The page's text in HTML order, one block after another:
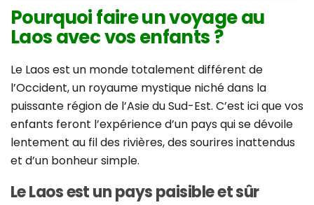
Pourquoi faire un voyage au
Laos avec vos enfants ?
Le Laos est un monde totalement différent de
l’Occident, un royaume mystique niché dans la
puissante région de l’Asie du Sud-Est. C’est ici que vos
enfants feront l’expérience d’un pays qui se dévoile
lentement au fil des rivières, des sourires inattendus
et d’un bonheur simple.
Le Laos est un pays paisible et sûr